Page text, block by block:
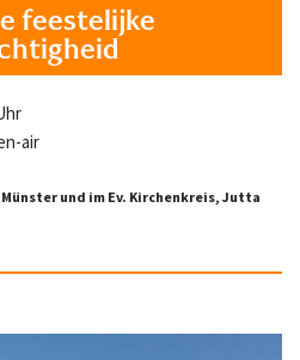
feestelijke
air
und im Ev. Kirchenkreis, Jutta